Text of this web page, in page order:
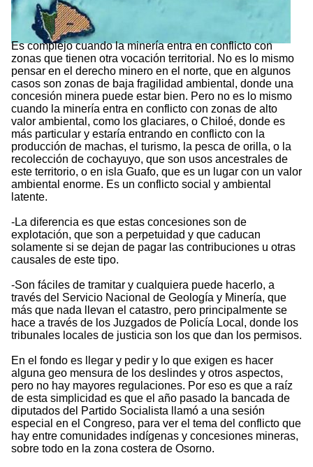
Es complejo cuando la minería entra en conflicto con
zonas que tienen otra vocación territorial. No es lo mismo
pensar en el derecho minero en el norte, que en algunos
casos son zonas de baja fragilidad ambiental, donde una
concesión minera puede estar bien. Pero no es lo mismo
cuando la minería entra en conflicto con zonas de alto
valor ambiental, como los glaciares, o Chiloé, donde es
más particular y estaría entrando en conflicto con la
producción de machas, el turismo, la pesca de orilla, o la
recolección de cochayuyo, que son usos ancestrales de
este territorio, o en isla Guafo, que es un lugar con un valor
ambiental enorme. Es un conflicto social y ambiental
latente.
-La diferencia es que estas concesiones son de
explotación, que son a perpetuidad y que caducan
solamente si se dejan de pagar las contribuciones u otras
causales de este tipo.
-Son fáciles de tramitar y cualquiera puede hacerlo, a
través del Servicio Nacional de Geología y Minería, que
más que nada llevan el catastro, pero principalmente se
hace a través de los Juzgados de Policía Local, donde los
tribunales locales de justicia son los que dan los permisos.
En el fondo es llegar y pedir y lo que exigen es hacer
alguna geo mensura de los deslindes y otros aspectos,
pero no hay mayores regulaciones. Por eso es que a raíz
de esta simplicidad es que el año pasado la bancada de
diputados del Partido Socialista llamó a una sesión
especial en el Congreso, para ver el tema del conflicto que
hay entre comunidades indígenas y concesiones mineras,
sobre todo en la zona costera de Osorno.